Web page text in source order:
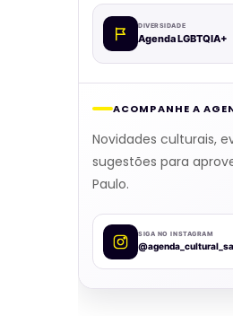
DIVERSIDADE
Agenda LGBTQIA+
ACOMPANHE A
Novidades culturais,
sugestões para
Paulo.
SIGA NO INSTAGRAM